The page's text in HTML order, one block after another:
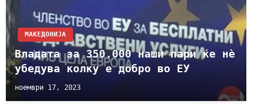
МАКЕДОНИЈА
Владата за 350.000 наши пари ќе нѐ
убедува колку е добро во ЕУ
ноември 17, 2023